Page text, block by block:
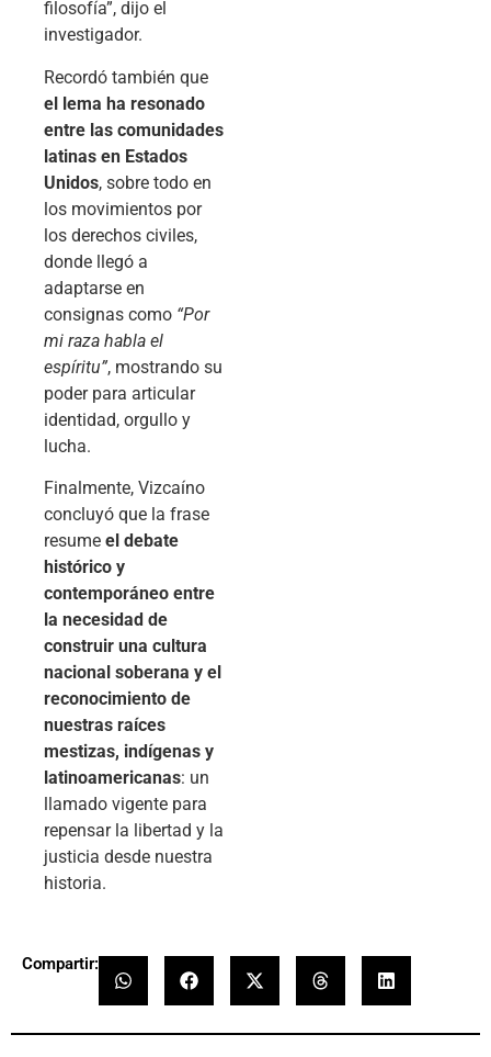
filosofía”, dijo el
investigador.
Recordó también que
el lema ha resonado
entre las comunidades
latinas en Estados
Unidos, sobre todo en
los movimientos por
los derechos civiles,
donde llegó a
adaptarse en
consignas como “Por
mi raza habla el
espíritu”, mostrando su
poder para articular
identidad, orgullo y
lucha.
Finalmente, Vizcaíno
concluyó que la frase
resume el debate
histórico y
contemporáneo entre
la necesidad de
construir una cultura
nacional soberana y el
reconocimiento de
nuestras raíces
mestizas, indígenas y
latinoamericanas: un
llamado vigente para
repensar la libertad y la
justicia desde nuestra
historia.
Compartir: